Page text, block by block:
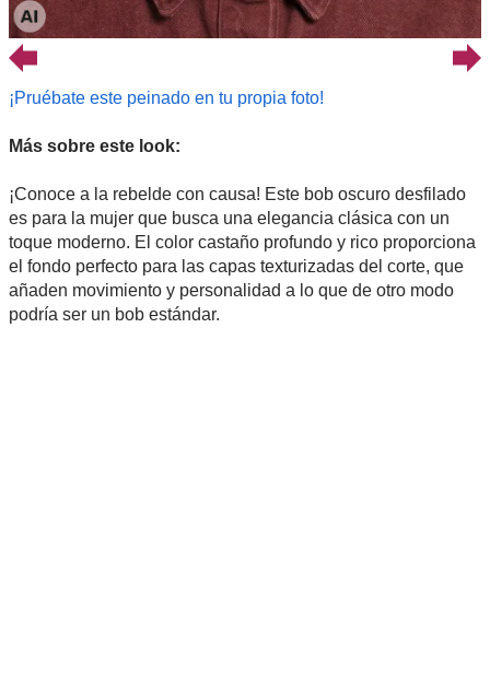
¡Pruébate este peinado en tu propia foto!
Más sobre este look:
¡Conoce a la rebelde con causa! Este bob oscuro desfilado
es para la mujer que busca una elegancia clásica con un
toque moderno. El color castaño profundo y rico proporciona
el fondo perfecto para las capas texturizadas del corte, que
añaden movimiento y personalidad a lo que de otro modo
podría ser un bob estándar.